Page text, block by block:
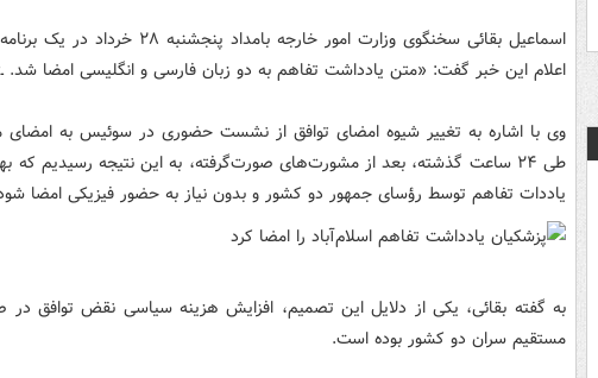
اسماعیل بقائی سخنگوی وزارت امور خارجه بامداد
اعلام این خبر گفت: «متن یادداشت تفاهم به دو زبان فارسی و انگلیسی امضا شد.
وی با اشاره به تغییر شیوه امضای توافق از نشست حضوری در سوئیس به امضای
طی ۲۴ ساعت گذشته، بعد از مشورت‌های صورت‌گرفته، به این نتیجه رسیدیم که
یاددات تفاهم توسط رؤسای جمهور دو کشور و بدون نیاز به حضور فیزیکی امضا
به گفته بقائی، یکی از دلایل این تصمیم، افزایش هزینه سیاسی نقض توافق
مستقیم سران دو کشور بوده است.